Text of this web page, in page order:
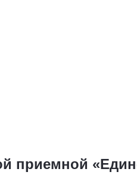
приемной